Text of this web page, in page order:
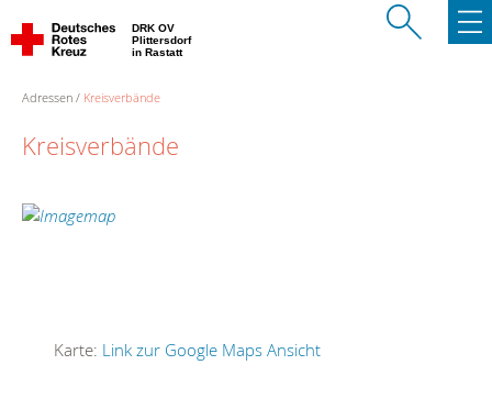
DRK OV
Plittersdorf
in Rastatt
Adressen Kreisverbände
Kreisverbände
Karte: Link zur Google Maps Ansicht